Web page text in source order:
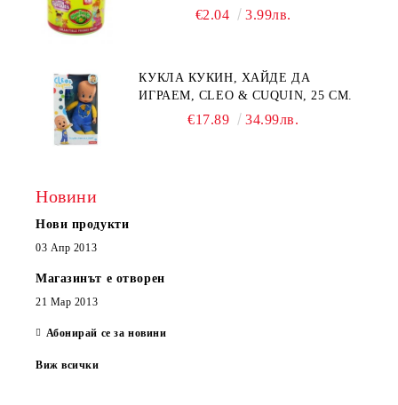
€2.04 3.99лв.
КУКЛА КУКИН, ХАЙДЕ ДА
ИГРАЕМ, CLEO & CUQUIN, 25 СМ.
€17.89 34.99лв.
Новини
Нови продукти
03 Апр 2013
Магазинът е отворен
21 Мар 2013
Абонирай се за новини
Виж всички